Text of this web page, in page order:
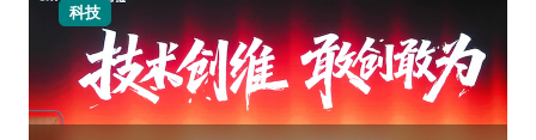
科技